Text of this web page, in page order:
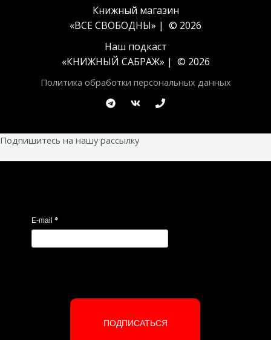
Книжный магазин
«ВСЕ СВОБОДНЫ» | © 2026
Наш подкаст
«КНИЖНЫЙ САБРАЖ» | © 2026
Политика обработки персональных данных
Подпишитесь на нашу рассылку
E-mail *
ПОДПИСАТЬСЯ